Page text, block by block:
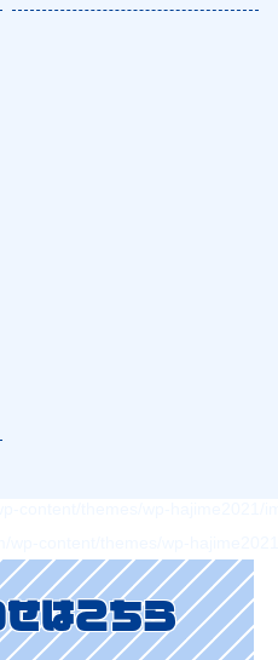
はこちら
wp-content/themes/wp-
link topNav-link2">
width: 1023px)"
content/themes/wp-hajime2021/
content/themes/wp-hajime2021/
loading="lazy">
c">